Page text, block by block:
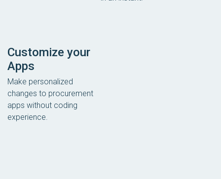
Customize your
Apps
Make personalized
changes to procurement
apps without coding
experience.